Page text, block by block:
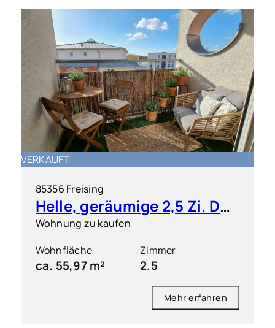
VERKAUFT
85356 Freising
Helle, geräumige 2,5 Zi. DG ETW mit kleiner Dachterrasse
Wohnung zu kaufen
Wohnfläche
ca. 55,97 m²
Zimmer
2.5
Mehr erfahren